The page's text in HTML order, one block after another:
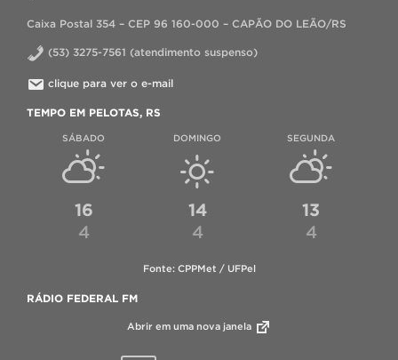
Caixa Postal 354 – CEP 96 160-000 – CAPÃO DO LEÃO/RS
(53) 3275-7561 (atendimento suspenso)
clique para ver o e-mail
TEMPO EM PELOTAS, RS
SÁBADO
16
4
DOMINGO
14
4
SEGUNDA
13
4
Fonte: CPPMet / UFPel
RÁDIO FEDERAL FM
Abrir em uma nova janela